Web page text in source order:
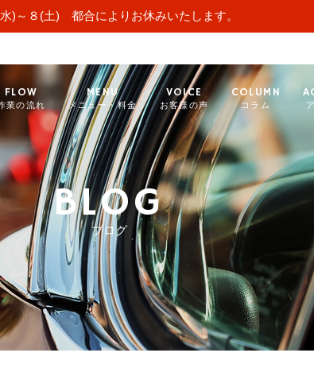
)～８(土) 都合によりお休みいたします。
FLOW
業の流れ
MENU
メニュー・料金
VOICE
お客様の声
COLUMN
コラム
BLOG
ブログ